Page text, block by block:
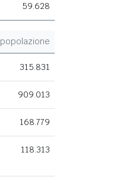
59.628
popolazione
315.831
909.013
168.779
118.313